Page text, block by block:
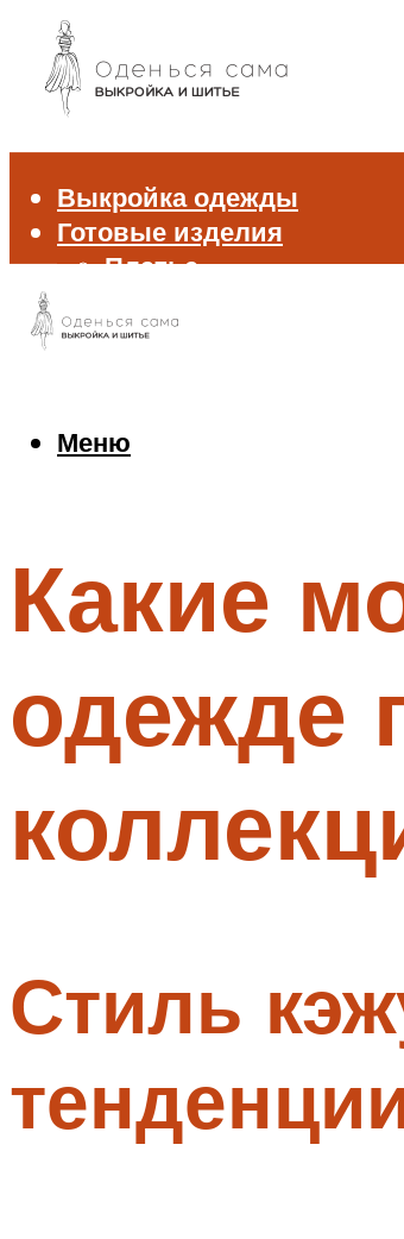
Выкройка одежды
Готовые изделия
Платье
Блуза и рубашка
Джемпер и свитер
Меню
Меню
Какие
одежде
Стиль